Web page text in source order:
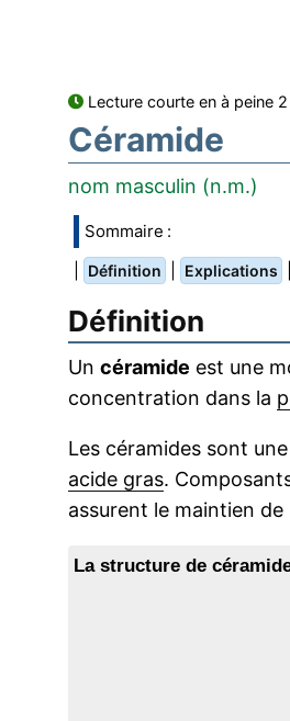
Lecture courte en à peine
Céramide
nom masculin (n.m.)
Sommaire :
Définition Explications
Définition
Un céramide est une
concentration dans la
Les céramides sont
acide gras.
assurent le maintien
La structure de